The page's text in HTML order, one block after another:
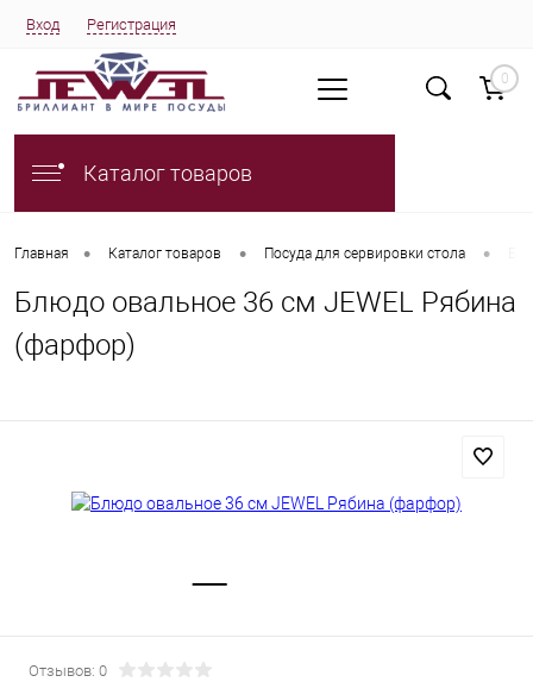
Вход Регистрация
0
Каталог товаров
Главная • Каталог товаров • Посуда для сервировки стола •
Блюдо овальное 36 см JEWEL Рябина
(фарфор)
Отзывов: 0